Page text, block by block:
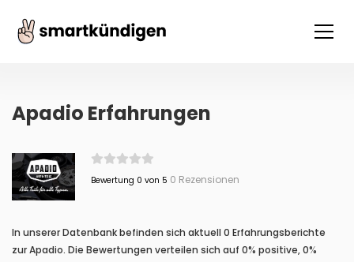
Apadio Erfahrungen
Bewertung 0 von 5 0 Rezensionen
In unserer Datenbank befinden sich aktuell 0 Erfahrungsberichte
zur Apadio. Die Bewertungen verteilen sich auf 0% positive, 0%